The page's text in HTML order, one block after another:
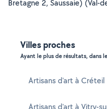
Bretagne 2, Saussaie)
Villes proches
Ayant le plus de résultats, dans
Artisans d'art à Créteil
Artisans d'art à Vitry-